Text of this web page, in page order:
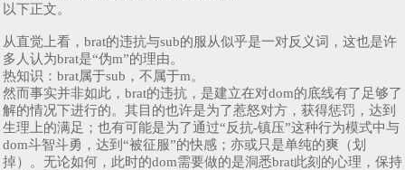
以下正文。
从直觉上看，brat的违抗与sub的服从似乎是一对反义词，这也是许
多人认为brat是“伪m”的理由。
热知识：brat属于sub，不属于m。
然而事实并非如此，brat的违抗，是建立在对dom的底线有了足够了
解的情况下进行的。其目的也许是为了惹怒对方，获得惩罚，达到
生理上的满足；也有可能是为了通过“反抗-镇压”这种行为模式中与
dom斗智斗勇，达到“被征服”的快感；亦或只是单纯的爽（划
掉）。无论如何，此时的dom需要做的是洞悉brat此刻的心理，保持